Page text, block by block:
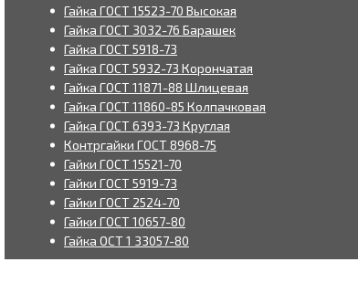
Гайка ГОСТ 15523-70 Высокая
Гайка ГОСТ 3032-76 Барашек
Гайка ГОСТ 5918-73
Гайка ГОСТ 5932-73 Корончатая
Гайка ГОСТ 11871-88 Шлицевая
Гайка ГОСТ 11860-85 Колпачковая
Гайка ГОСТ 6393-73 Круглая
Контргайки ГОСТ 8968-75
Гайки ГОСТ 15521-70
Гайки ГОСТ 5919-73
Гайки ГОСТ 2524-70
Гайки ГОСТ 10657-80
Гайка ОСТ 1 33057-80